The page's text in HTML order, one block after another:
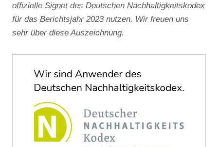
offizielle Signet des Deutschen Nachhaltigkeitskodex
für das Berichtsjahr 2023 nutzen. Wir freuen uns
sehr über diese Auszeichnung.